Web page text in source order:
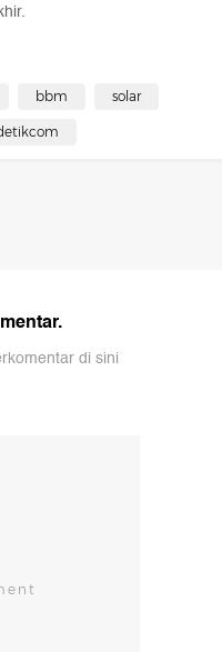
bbm solar
di sini